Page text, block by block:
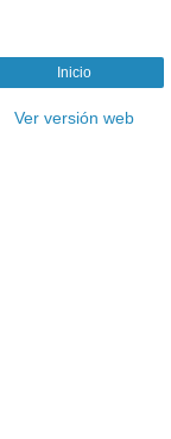
Inicio
Ver versión web